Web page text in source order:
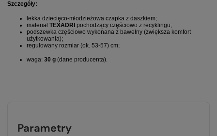
Szczegóły:
lekka dziecięco-młodzieżowa czapka z daszkiem;
materiał TEXADRI pochodzący częściowo z recyklingu;
podszewka częściowo wykonana z bawełny (zwiększa komfort
użytkowania);
regulowany rozmiar (ok. 53-57) cm;
waga: 30 g (dane producenta).
Parametry